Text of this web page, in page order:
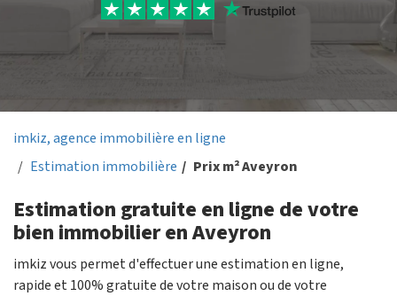
imkiz, agence immobilière en ligne
Estimation immobilière
Prix m² Aveyron
Estimation gratuite en ligne de votre
bien immobilier en Aveyron
imkiz vous permet d'effectuer une estimation en ligne,
rapide et 100% gratuite de votre maison ou de votre